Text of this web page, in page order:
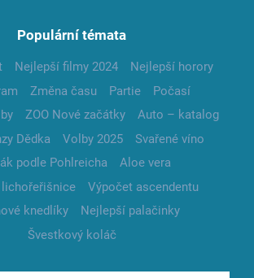
Populární témata
Nejlepší filmy 2024
Nejlepší horory
Změna času Partie
Počasí
ZOO Nové začátky
Auto – katalog
Dědka
Volby 2025
Svařené víno
podle Pohlreicha
Aloe vera
Výpočet ascendentu
knedlíky
Nejlepší palačinky
Švestkový koláč